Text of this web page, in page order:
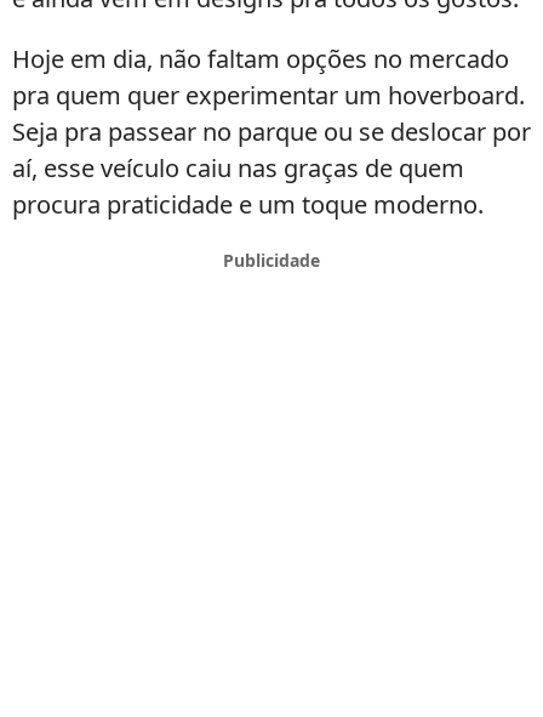
Hoje em dia, não faltam opções no mercado
pra quem quer experimentar um hoverboard.
Seja pra passear no parque ou se deslocar por
aí, esse veículo caiu nas graças de quem
procura praticidade e um toque moderno.